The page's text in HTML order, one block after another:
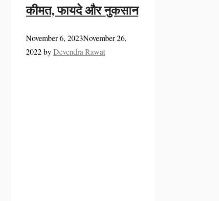
कीमत, फायदे और नुकसान
November 6, 2023November 26,
2022byDevendra Rawat